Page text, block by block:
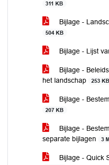
311 KB
Bijlage -
504 KB
Bijlage - Lijst
Bijlage -
het landschap
253 KB
Bijlage -
207 KB
Bijlage -
separate bijlagen
3
Bijlage - Quick